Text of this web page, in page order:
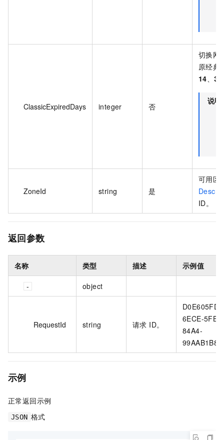
ClassicExpiredDays integer 否
切换网
原经典
14 、30
说明
ZoneId string 是
可用区
ID。
返回参数
名称 类型 描述 示例值
object
RequestId string 请求 ID。
D0E605FD-
6ECE-
84A4-
示例
正常返回示例
JSON 格式